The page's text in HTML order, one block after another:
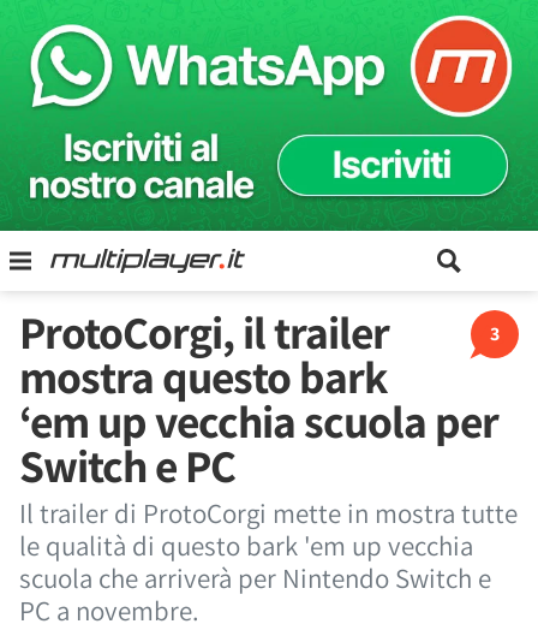
3
ProtoCorgi, il trailer
mostra questo bark
‘em up vecchia scuola per
Switch e PC
Il trailer di ProtoCorgi mette in mostra tutte
le qualità di questo bark 'em up vecchia
scuola che arriverà per Nintendo Switch e
PC a novembre.